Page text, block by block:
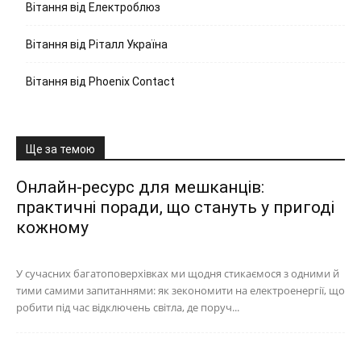
Вітання від Електроблюз
Вітання від Ріталл Україна
Вітання від Phoenix Contact
Ще за темою
Онлайн-ресурс для мешканців:
практичні поради, що стануть у пригоді
кожному
У сучасних багатоповерхівках ми щодня стикаємося з одними й
тими самими запитаннями: як зекономити на електроенергії, що
робити під час відключень світла, де поруч...